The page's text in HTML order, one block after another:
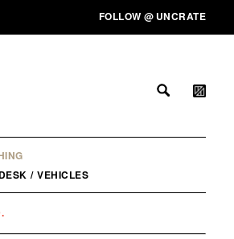
FOLLOW @ UNCRATE
/ VEHICLES